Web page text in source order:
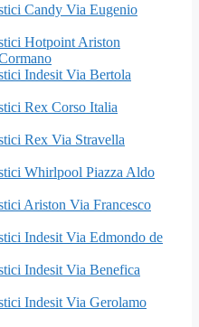
Candy Via Eugenio
Hotpoint Ariston
Indesit Via Bertola
Rex Corso Italia
Rex Via Stravella
Whirlpool Piazza Aldo
Ariston Via Francesco
Indesit Via Edmondo de
Indesit Via Benefica
Indesit Via Gerolamo